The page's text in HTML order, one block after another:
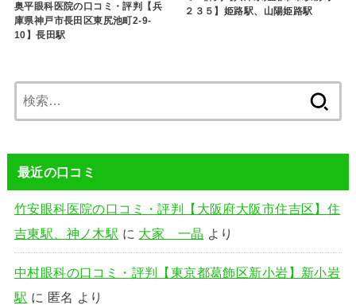
奥平眼科医院の口コミ・評判【兵
庫県神戸市長田区東尻池町2-9-
10】長田駅
２３５】姫路駅、山陽姫路駅
索:
最近の口コミ
竹安眼科医院の口コミ・評判【大阪府大阪市住吉区】住
吉東駅、神ノ木駅 に 大家 一晶 より
中村眼科の口コミ・評判【東京都葛飾区新小岩】新小岩
駅 に 匿名 より